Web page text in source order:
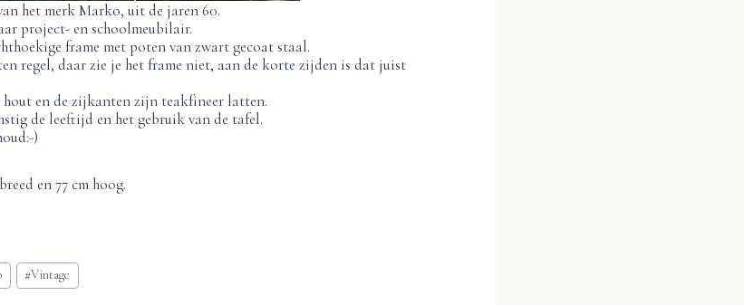
het merk Marko, uit de jaren 60.
project- en schoolmeubilair.
frame met poten van zwart gecoat staal.
regel, daar zie je het frame niet, aan de korte zijden is dat juist
en de zijkanten zijn teakfineer latten.
de leeftijd en het gebruik van de tafel.
)
en 77 cm hoog.
#Vintage